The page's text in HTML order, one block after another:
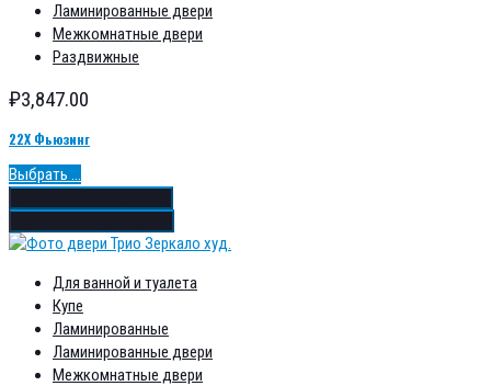
Ламинированные двери
Межкомнатные двери
Раздвижные
₽3,847.00
22Х Фьюзинг
Выбрать ...
Для ванной и туалета
Купе
Ламинированные
Ламинированные двери
Межкомнатные двери